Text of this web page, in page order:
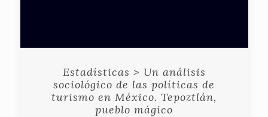
Estadísticas > Un análisis
sociológico de las políticas de
turismo en México. Tepoztlán,
pueblo mágico